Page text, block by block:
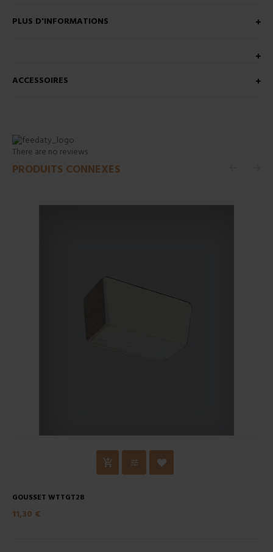
PLUS D'INFORMATIONS
ACCESSOIRES
There are no reviews
PRODUITS CONNEXES
GOUSSET WTTGT28
11,30 €